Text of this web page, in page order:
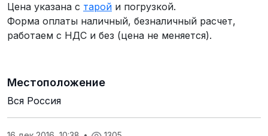
Цена указана с тарой и погрузкой.
Форма оплаты наличный, безналичный расчет,
работаем с НДС и без (цена не меняется).
Местоположение
Вся Россия